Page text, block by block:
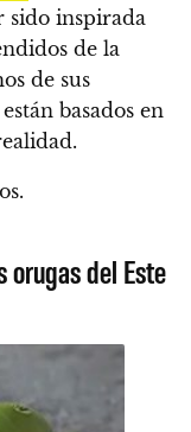
sido inspirada
de la
de sus
basados en
orugas del Este